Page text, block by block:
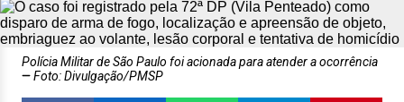
Polícia Militar de São Paulo foi acionada para atender a ocorrência
Foto: Divulgação/PMSP